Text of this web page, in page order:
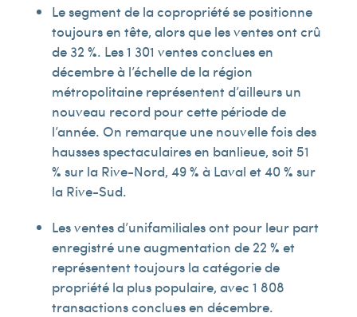
Le segment de la copropriété se positionne
toujours en tête, alors que les ventes ont crû
de 32 %. Les 1 301 ventes conclues en
décembre à l’échelle de la région
métropolitaine représentent d’ailleurs un
nouveau record pour cette période de
l’année. On remarque une nouvelle fois des
hausses spectaculaires en banlieue, soit 51
% sur la Rive-Nord, 49 % à Laval et 40 % sur
la Rive-Sud.
Les ventes d’unifamiliales ont pour leur part
enregistré une augmentation de 22 % et
représentent toujours la catégorie de
propriété la plus populaire, avec 1 808
transactions conclues en décembre.